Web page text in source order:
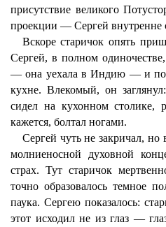
присутствие великого
проекции — Сергей внутренне
Вскоре старичок опять
Сергей, в полном
— она уехала в Индию — и
кухне. Влекомый, он
сидел на кухонном столике,
кажется, болтал ногами.
Сергей чуть не закричал,
молниеносной духовной
страх. Тут старичок
точно образовалось темное
паука. Сергею показалось:
этот исходил не из глаз —